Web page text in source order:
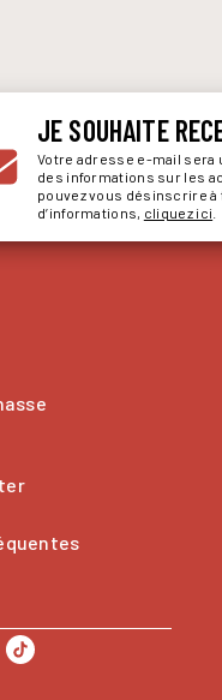
JE SOUHAITE
Votre adresse e-mail
des informations sur les
pouvez vous désinscrire
d’informations, cliquez ici